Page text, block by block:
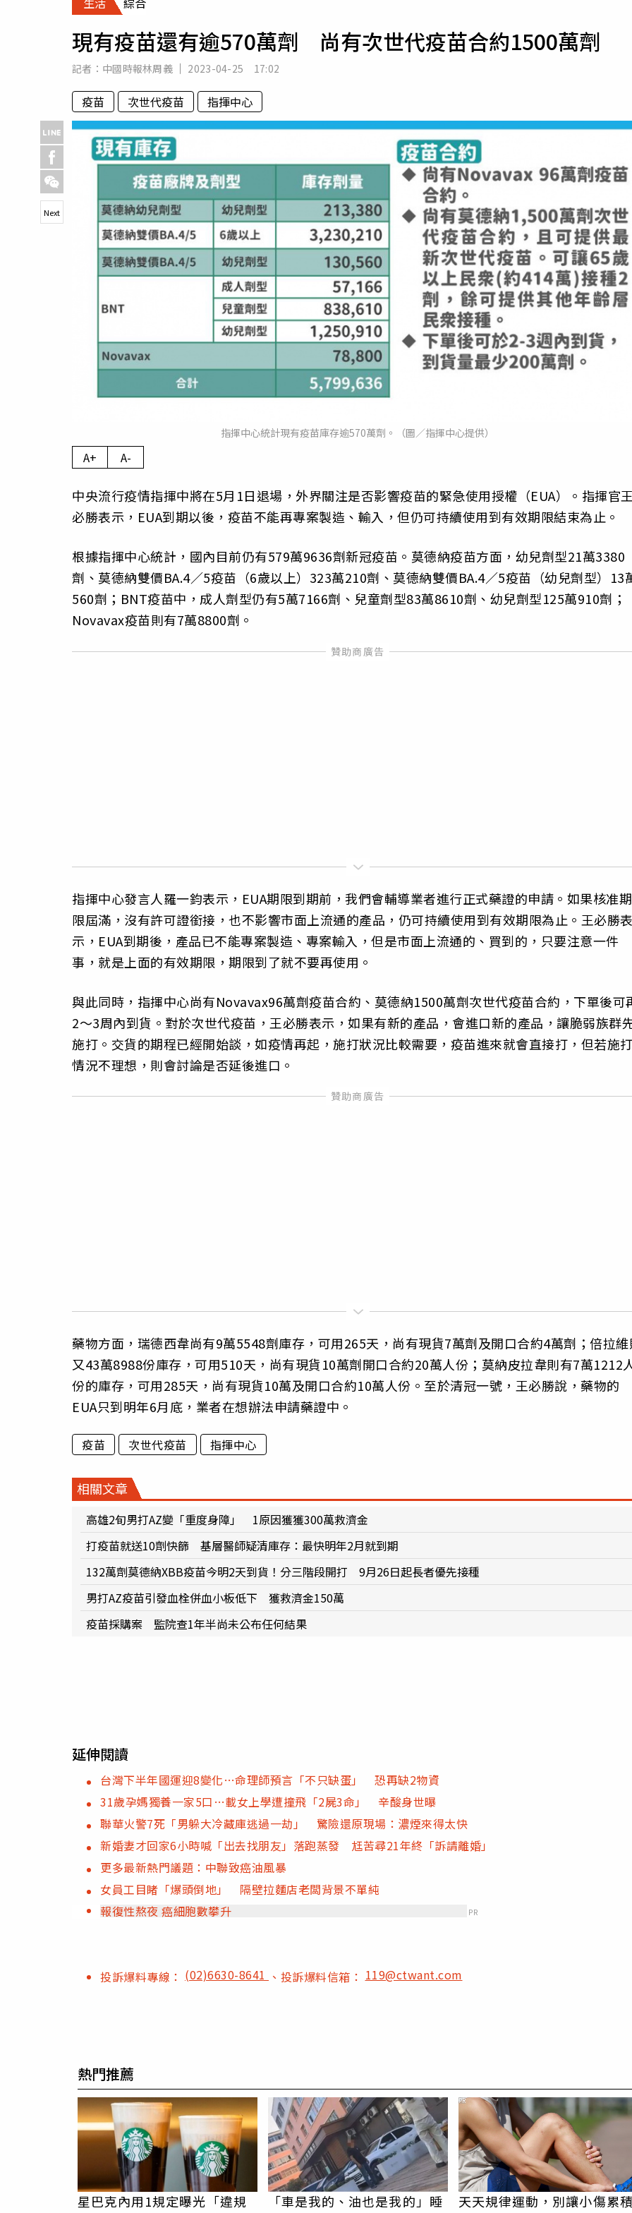
專欄
房產新勢力
運勢
現有疫苗還有逾570萬劑 尚有次世代疫苗合約1500萬劑
記者： 中國時報林周義 2023-04-25 17:02
疫苗 次世代疫苗 指揮中心
指揮中心統計現有疫苗庫存逾570萬劑。（圖／指揮中心提供）
Next
A+ A-
中央流行疫情指揮中將在5月1日退場，外界關注是否影響疫苗的緊急使用授權（EUA）。指揮官
必勝表示，EUA到期以後，疫苗不能再專案製造、輸入，但仍可持續使用到有效期限結束為止。
根據指揮中心統計，國內目前仍有579萬9636劑新冠疫苗。莫德納疫苗方面，幼兒劑型21萬3380
劑、莫德納雙價BA.4／5疫苗（6歲以上）323萬210劑、莫德納雙價BA.4／5疫苗（幼兒劑型）13
560劑；BNT疫苗中，成人劑型仍有5萬7166劑、兒童劑型83萬8610劑、幼兒劑型125萬910劑；
Novavax疫苗則有7萬8800劑。
指揮中心發言人羅一鈞表示，EUA期限到期前，我們會輔導業者進行正式藥證的申請。如果核准期
限屆滿，沒有許可證銜接，也不影響市面上流通的產品，仍可持續使用到有效期限為止。王必勝
示，EUA到期後，產品已不能專案製造、專案輸入，但是市面上流通的、買到的，只要注意一件
事，就是上面的有效期限，期限到了就不要再使用。
與此同時，指揮中心尚有Novavax96萬劑疫苗合約、莫德納1500萬劑次世代疫苗合約，下單後可
2～3周內到貨。對於次世代疫苗，王必勝表示，如果有新的產品，會進口新的產品，讓脆弱族群
施打。交貨的期程已經開始談，如疫情再起，施打狀況比較需要，疫苗進來就會直接打，但若施
情況不理想，則會討論是否延後進口。
藥物方面，瑞德西韋尚有9萬5548劑庫存，可用265天，尚有現貨7萬劑及開口合約4萬劑；倍拉
又43萬8988份庫存，可用510天，尚有現貨10萬劑開口合約20萬人份；莫納皮拉韋則有7萬1212
份的庫存，可用285天，尚有現貨10萬及開口合約10萬人份。至於清冠一號，王必勝說，藥物的
EUA只到明年6月底，業者在想辦法申請藥證中。
疫苗 次世代疫苗 指揮中心
相關文章
高雄2旬男打AZ變「重度身障」 1原因獲獲300萬救濟金
打疫苗就送10劑快篩 基層醫師疑清庫存：最快明年2月就到期
132萬劑莫德納XBB疫苗今明2天到貨！分三階段開打 9月26日起長者優先接種
男打AZ疫苗引發血栓併血小板低下 獲救濟金150萬
疫苗採購案 監院查1年半尚未公布任何結果
延伸閱讀
台灣下半年國運迎8變化…命理師預言「不只缺蛋」 恐再缺2物資
31歲孕媽獨養一家5口…載女上學遭撞飛「2屍3命」 辛酸身世曝
聯華火警7死「男躲大冷藏庫逃過一劫」 驚險還原現場：濃煙來得太快
新婚妻才回家6小時喊「出去找朋友」落跑蒸發 尪苦尋21年終「訴請離婚」
更多最新熱門議題：中聯致癌油風暴
女員工目睹「爆頭倒地」 隔壁拉麵店老闆背景不單純
報復性熬夜 癌細胞數攀升
PR
投訴爆料專線： (02)6630-8641 、投訴爆料信箱：119@ctwant.com
熱門推薦
星巴克內用1規定曝光「違規
「車是我的、油也是我的」睡
天天規律運動，別讓小傷累
PR